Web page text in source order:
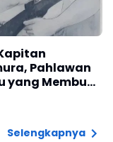
Pahlawan
yang Membuat
Selengkapnya